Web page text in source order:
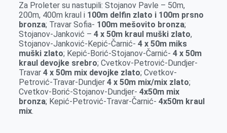
Za Proleter su nastupili: Stojanov Pavle – 50m,
200m, 400m kraul i 100m delfin zlato i 100m prsno
bronza; Travar Sofia- 100m mešovito bronza;
Stojanov-Janković – 4 x 50m kraul muški zlato,
Stojanov-Janković-Kepić-Čarnić- 4 x 50m miks
muški zlato; Kepić-Borić-Stojanov-Čarnić- 4 x 50m
kraul devojke srebro; Cvetkov-Petrović-Dundjer-
Travar 4 x 50m mix devojke zlato; Cvetkov-
Petrović-Travar-Dundjer4 x 50m mix/mix zlato;
Cvetkov-Borić-Stojanov-Dundjer- 4x50m mix
bronza; Kepić-Petrović-Travar-Čarnić- 4x50m kraul
mix.